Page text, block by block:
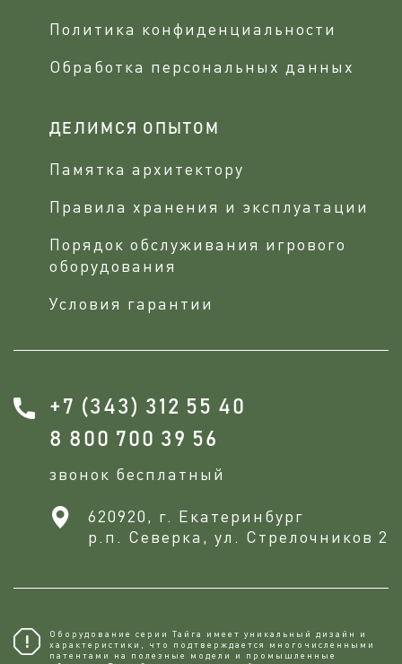
Политика конфиденциальности
Обработка персональных данных
ДЕЛИМСЯ ОПЫТОМ
Памятка архитектору
Правила хранения и эксплуатации
Порядок обслуживания игрового
оборудования
Условия гарантии
+7 (343) 312 55 40
8 800 700 39 56
звонок бесплатный
620920, г. Екатеринбург
р.п. Северка, ул. Стрелочников 2
Оборудование серии Тайга имеет уникальный дизайн и
характеристики, что подтверждается многочисленными
патентами на полезные модели и промышленные